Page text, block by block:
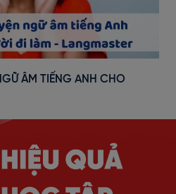
ÂM TIẾNG ANH CHO